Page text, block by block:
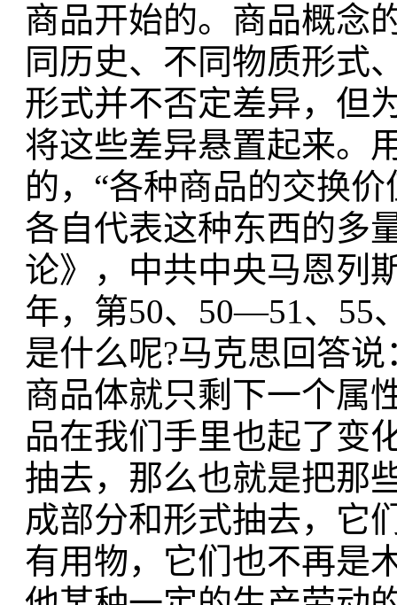
商品开始的。商品概念
同历史、不同物质形式
形式并不否定差异，但
将这些差异悬置起来。
的，“各种商品的交换
各自代表这种东西的多
论》，中共中央马恩列
年，第50、50—51、55
是什么呢?马克思回答
商品体就只剩下一个属
品在我们手里也起了变
抽去，那么也就是把那
成部分和形式抽去，它
有用物，它们也不再是